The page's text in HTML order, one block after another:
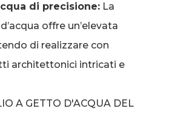
di precisione: La
offre un’elevata
di realizzare con
architettonici intricati e